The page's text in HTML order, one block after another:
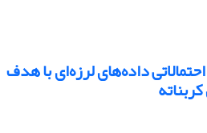
داده‌های لرزه‌ای با هدف